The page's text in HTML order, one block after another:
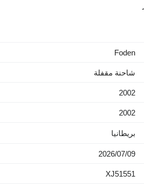
Foden
شاحنة مقفلة
2002
2002
بريطانيا
09‏/07‏/2026
XJ51551